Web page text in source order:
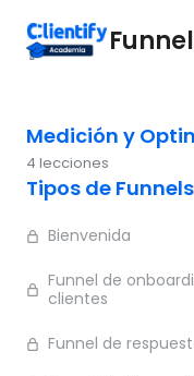
Medición y
4 lecciones
Tipos de Funnels
Bienvenida
Funnel de
clientes
Funnel de